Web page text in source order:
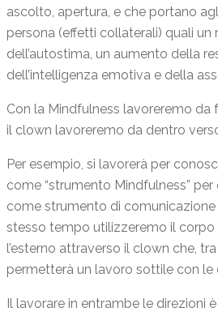
ascolto, apertura, e che portano
persona (effetti collaterali) quali un
dell’autostima, un aumento della
dell’intelligenza emotiva e della
Con la Mindfulness lavoreremo da
il clown lavoreremo da dentro
Per esempio, si lavorerà per
come “strumento Mindfulness” per
come strumento di comunicazione
stesso tempo utilizzeremo il corpo
l’esterno attraverso il clown che,
permetterà un lavoro sottile con le
Il lavorare in entrambe le direzioni